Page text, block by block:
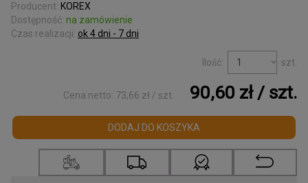
Torby z korka
i galanteria
Tablice w ramce
Korek dylatacyjny
Korki do butelek
Producent: KOREX
Dostępność: na zamówienie
Czas realizacji: ok 4 dni - 7 dni
Ilość: szt.
Cena netto: 73,66 zł / szt. 90,60 zł/ szt.
DODAJ DO KOSZYKA